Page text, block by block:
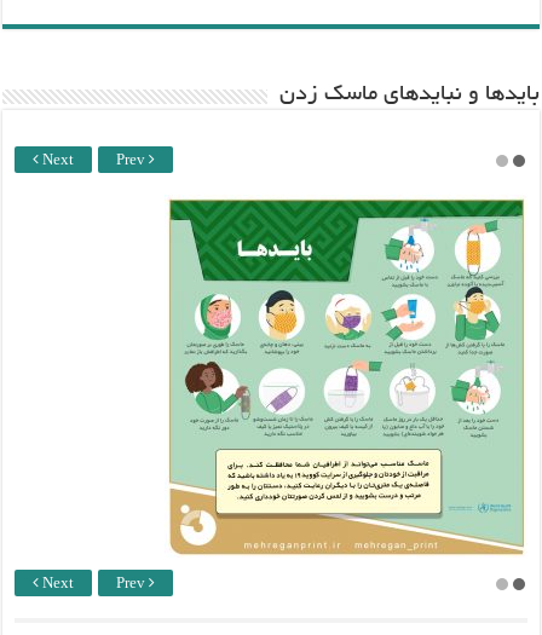
باید‌ها و نبایدهای ماسک زدن
Next Prev
Next Prev